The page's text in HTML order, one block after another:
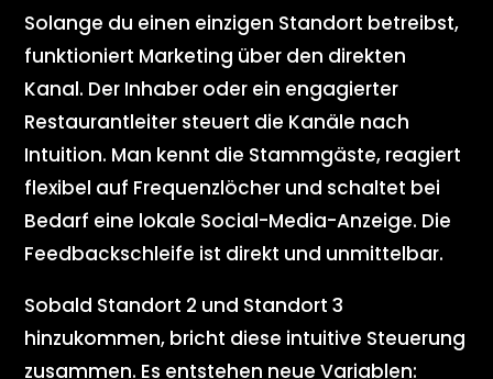
Solange du einen einzigen Standort betreibst,
funktioniert Marketing über den direkten
Kanal. Der Inhaber oder ein engagierter
Restaurantleiter steuert die Kanäle nach
Intuition. Man kennt die Stammgäste, reagiert
flexibel auf Frequenzlöcher und schaltet bei
Bedarf eine lokale Social-Media-Anzeige. Die
Feedbackschleife ist direkt und unmittelbar.
Sobald Standort 2 und Standort 3
hinzukommen, bricht diese intuitive Steuerung
zusammen. Es entstehen neue Variablen: